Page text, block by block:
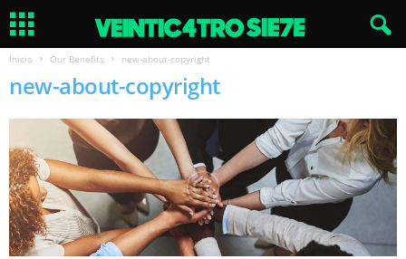
Inicio Our Benefits new-about-copyright
new-about-copyright